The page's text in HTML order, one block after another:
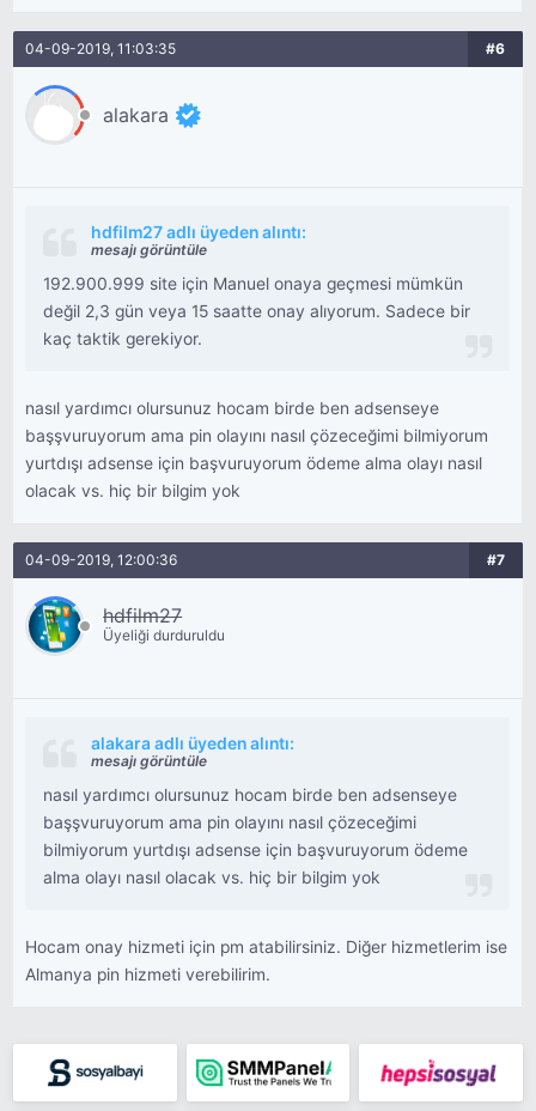
04-09-2019, 11:03:35 #6
alakara
hdfilm27 adlı üyeden alıntı:
mesajı görüntüle
192.900.999 site için Manuel onaya geçmesi mümkün
değil 2,3 gün veya 15 saatte onay alıyorum. Sadece bir
kaç taktik gerekiyor.
nasıl yardımcı olursunuz hocam birde ben adsenseye
başşvuruyorum ama pin olayını nasıl çözeceğimi bilmiyorum
yurtdışı adsense için başvuruyorum ödeme alma olayı nasıl
olacak vs. hiç bir bilgim yok
04-09-2019, 12:00:36 #7
hdfilm27
Üyeliği durduruldu
alakara adlı üyeden alıntı:
mesajı görüntüle
nasıl yardımcı olursunuz hocam birde ben adsenseye
başşvuruyorum ama pin olayını nasıl çözeceğimi
bilmiyorum yurtdışı adsense için başvuruyorum ödeme
alma olayı nasıl olacak vs. hiç bir bilgim yok
Hocam onay hizmeti için pm atabilirsiniz. Diğer hizmetlerim ise
Almanya pin hizmeti verebilirim.